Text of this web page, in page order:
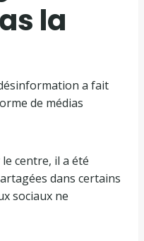
la
a fait
de médias
centre, il a été
dans certains
sociaux ne